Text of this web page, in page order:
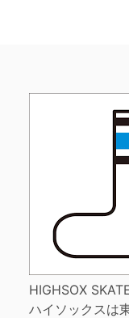
HIGHSOX
ハイソックスは